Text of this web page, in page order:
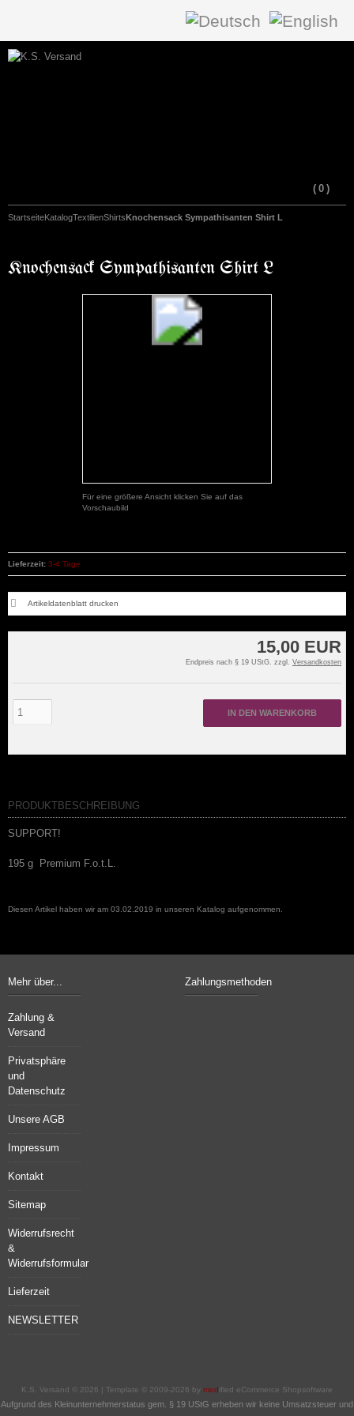
( 0 )
StartseiteKatalogTextilienShirtsKnochensack Sympathisanten Shirt L
Knochensack Sympathisanten Shirt L
Für eine größere Ansicht klicken Sie auf das
Vorschaubild
15,00 EUR
Endpreis nach § 19 UStG. zzgl. Versandkosten
IN DEN WARENKORB
Lieferzeit: 3-4 Tage
Artikeldatenblatt drucken
PRODUKTBESCHREIBUNG
SUPPORT!
195 g Premium F.o.t.L.
Diesen Artikel haben wir am 03.02.2019 in unseren Katalog aufgenommen.
Mehr über...
Zahlung &
Versand
Privatsphäre
und
Datenschutz
Unsere AGB
Impressum
Kontakt
Sitemap
Widerrufsrecht
&
Widerrufsformular
Lieferzeit
NEWSLETTER
Zahlungsmethoden
K.S. Versand © 2026 | Template © 2009-2026 by mod ified eCommerce Shopsoftware
Aufgrund des Kleinunternehmerstatus gem. § 19 UStG erheben wir keine Umsatzsteuer und